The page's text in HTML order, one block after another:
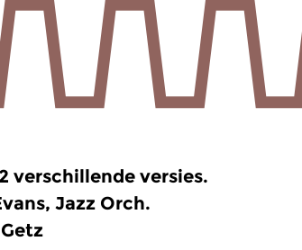
verschillende versies.
Jazz Orch.